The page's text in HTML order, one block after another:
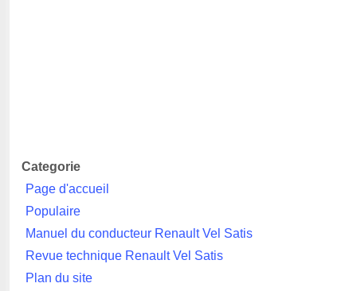
Categorie
Page d'accueil
Populaire
Manuel du conducteur Renault Vel Satis
Revue technique Renault Vel Satis
Plan du site